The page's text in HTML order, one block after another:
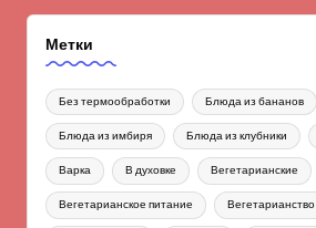
Метки
Без термообработки Блюда из бананов
Блюда из имбиря Блюда из клубники
Варка В духовке Вегетарианские
Вегетарианское питание Вегетарианство